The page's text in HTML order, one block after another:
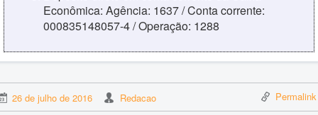
Econômica: Agência: 1637 / Conta corrente:
000835148057-4 / Operação: 1288
26 de julho de 2016 Redacao Permalink